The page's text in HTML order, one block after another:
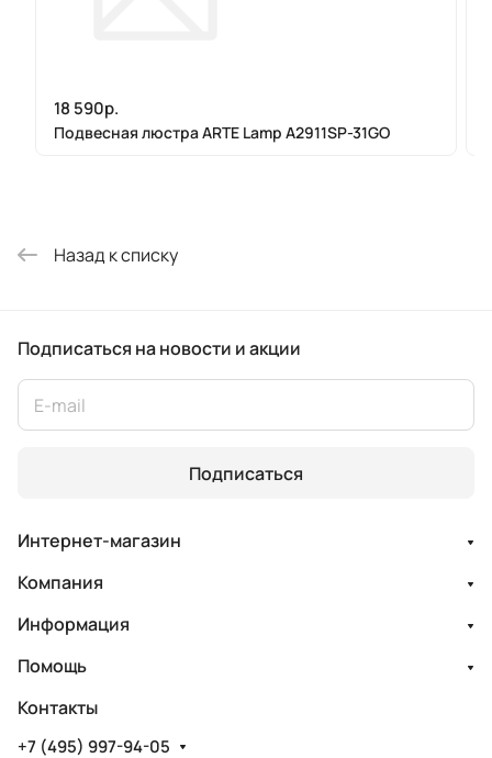
18 590р.
Подвесная люстра ARTE Lamp A2911SP-31GO
Назад к списку
Подписаться на новости и акции
Подписаться
Интернет-магазин
Компания
Информация
Помощь
Контакты
+7 (495) 997-94-05